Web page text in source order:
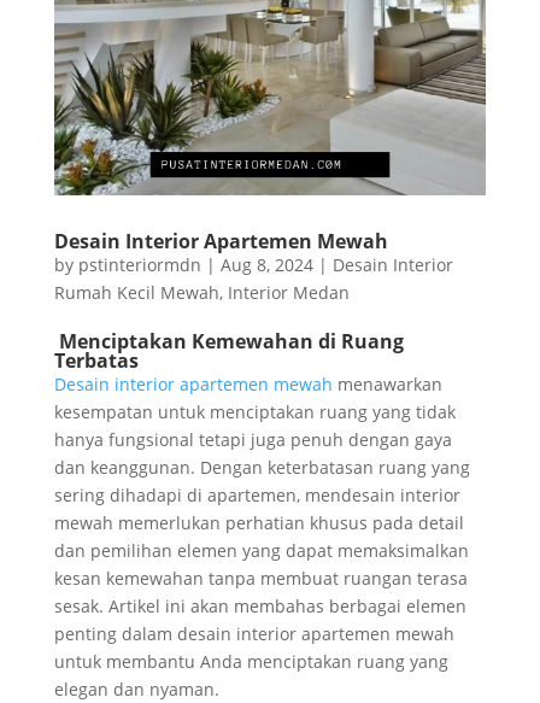
Desain Interior Apartemen Mewah
by pstinteriormdn | Aug 8, 2024| Desain Interior
Rumah Kecil Mewah, Interior Medan
Menciptakan Kemewahan di Ruang
Terbatas
Desain interior apartemen mewah menawarkan
kesempatan untuk menciptakan ruang yang tidak
hanya fungsional tetapi juga penuh dengan gaya
dan keanggunan. Dengan keterbatasan ruang yang
sering dihadapi di apartemen, mendesain interior
mewah memerlukan perhatian khusus pada detail
dan pemilihan elemen yang dapat memaksimalkan
kesan kemewahan tanpa membuat ruangan terasa
sesak. Artikel ini akan membahas berbagai elemen
penting dalam desain interior apartemen mewah
untuk membantu Anda menciptakan ruang yang
elegan dan nyaman.